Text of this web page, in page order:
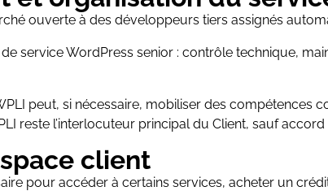
ouverte à des développeurs tiers assignés
service WordPress senior : contrôle technique,
peut, si nécessaire, mobiliser des compétences
reste l’interlocuteur principal du Client, sauf accord
client
pour accéder à certains services, acheter un